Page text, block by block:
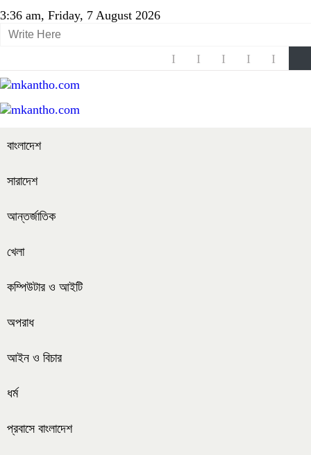
3:36 am, Friday, 7 August 2026
বাংলাদেশ
সারাদেশ
আন্তর্জাতিক
খেলা
কম্পিউটার ও আইটি
অপরাধ
আইন ও বিচার
ধর্ম
প্রবাসে বাংলাদেশ